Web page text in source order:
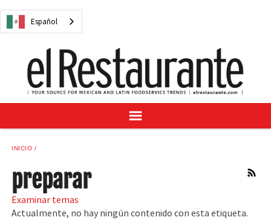
Español
NOTICIAS
RECETAS
GUÍA DEL COMPRADOR
SUSCRÍBASE A
CENTRO DE MUESTRAS
INICIO
RSS
preparar
Examinar temas
Actualmente, no hay ningún contenido con esta etiqueta.